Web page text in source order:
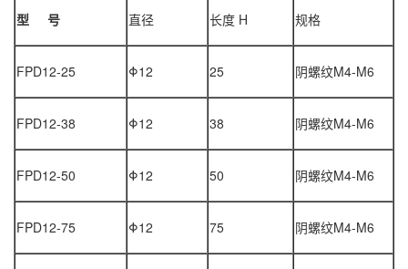
型 号 直径 长度 H 规格
FPD12-25 Φ12 25 阴螺纹M4-M6
FPD12-38 Φ12 38 阴螺纹M4-M6
FPD12-50 Φ12 50 阴螺纹M4-M6
FPD12-75 Φ12 75 阴螺纹M4-M6